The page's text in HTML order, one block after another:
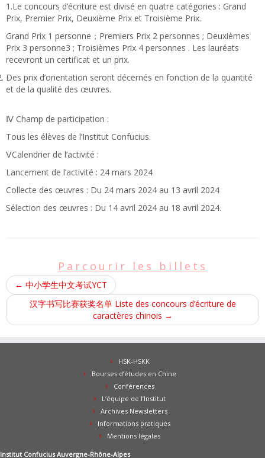
1.Le concours d’écriture est divisé en quatre catégories : Grand
Prix, Premier Prix, Deuxième Prix et Troisième Prix.
Grand Prix 1 personne；Premiers Prix 2 personnes ; Deuxièmes
Prix 3 personne3 ; Troisièmes Prix 4 personnes . Les lauréats
recevront un certificat et un prix.
Des prix d’orientation seront décernés en fonction de la quantité
et de la qualité des œuvres.
Ⅳ Champ de participation :
Tous les élèves de l’Institut Confucius.
ⅤCalendrier de l’activité :
Lancement de l’activité : 24 mars 2024
Collecte des œuvres : Du 24 mars 2024 au 13 avril 2024
Sélection des œuvres : Du 14 avril 2024 au 18 avril 2024.
Parcourir les billets
← 中小学生中文考试YCT
汉字书写比赛获奖名单 Liste des concours d’écriture de
caractères chinois →
HSK-HSKK
Bourses d’études en Chine
Conférences
L’équipe de l’Institut
Archives Newsletters
Informations pratiques
Mentions légales
Institut Confucius Auvergne-Rhône-Alpes